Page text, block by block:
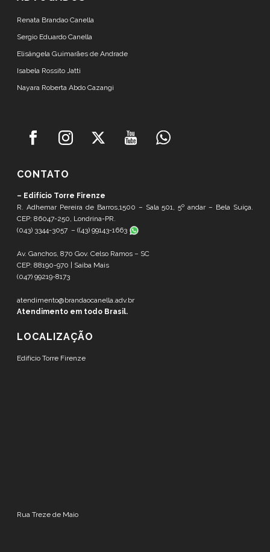
Renata Brandao Canella
Sergio Eduardo Canella
Elisângela Guimarães de Andrade
Isabela Rossito Jatti
Nayara Roberta Abdo Cazangi
CONTATO
– Edifício Torre Firenze
R. Adhemar Pereira de Barros,1500 – Sala 501, 5º andar – Bela Suíça.
CEP: 86047-250, Londrina-PR.
(043) 3344-3057 – ((43) 99143-1663
Av. Ganchos, 870 Gov. Celso Ramos – SC
CEP: 88190-970 | Saiba Mais
(047) 99219-8173
atendimento@brandaocanella.adv.br
Atendimento em todo Brasil.
LOCALIZAÇÃO
Edifício Torre Firenze
Rua Treze de Maio